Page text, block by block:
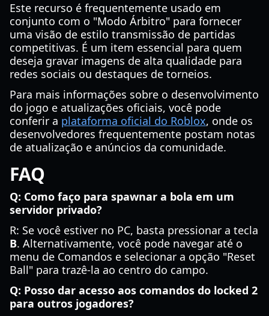
Este recurso é frequentemente usado em
conjunto com o "Modo Árbitro" para fornecer
uma visão de estilo transmissão de partidas
competitivas. É um item essencial para quem
deseja gravar imagens de alta qualidade para
redes sociais ou destaques de torneios.
Para mais informações sobre o desenvolvimento
do jogo e atualizações oficiais, você pode
conferir a plataforma oficial do Roblox, onde os
desenvolvedores frequentemente postam notas
de atualização e anúncios da comunidade.
FAQ
Q: Como faço para spawnar a bola em um
servidor privado?
R: Se você estiver no PC, basta pressionar a tecla
B. Alternativamente, você pode navegar até o
menu de Comandos e selecionar a opção "Reset
Ball" para trazê-la ao centro do campo.
Q: Posso dar acesso aos comandos do locked 2
para outros jogadores?